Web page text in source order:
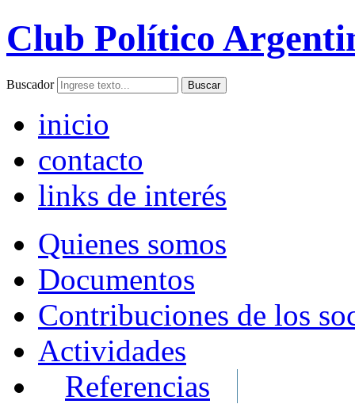
Club Político
Buscador
inicio
contacto
links de interés
Quienes somos
Documentos
Contribuciones de los
Actividades
Referencias